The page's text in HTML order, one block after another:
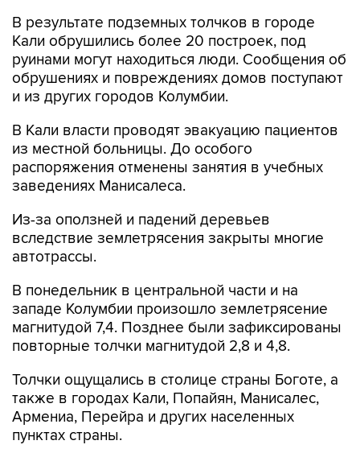
В результате подземных толчков в городе
Кали обрушились более 20 построек, под
руинами могут находиться люди. Сообщения об
обрушениях и повреждениях домов поступают
и из других городов Колумбии.
В Кали власти проводят эвакуацию пациентов
из местной больницы. До особого
распоряжения отменены занятия в учебных
заведениях Манисалеса.
Из-за оползней и падений деревьев
вследствие землетрясения закрыты многие
автотрассы.
В понедельник в центральной части и на
западе Колумбии произошло землетрясение
магнитудой 7,4. Позднее были зафиксированы
повторные толчки магнитудой 2,8 и 4,8.
Толчки ощущались в столице страны Боготе, а
также в городах Кали, Попайян, Манисалес,
Армениа, Перейра и других населенных
пунктах страны.